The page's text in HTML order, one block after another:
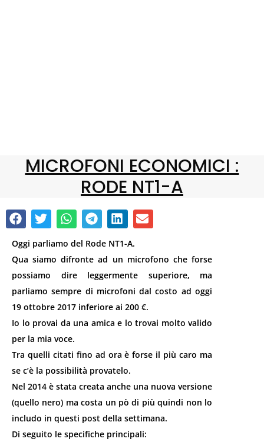
MICROFONI ECONOMICI :
RODE NT1-A
Oggi parliamo del Rode NT1-A.
Qua siamo difronte ad un microfono che forse
possiamo dire leggermente superiore, ma
parliamo sempre di microfoni dal costo ad oggi
19 ottobre 2017 inferiore ai 200 €.
Io lo provai da una amica e lo trovai molto valido
per la mia voce.
Tra quelli citati fino ad ora è forse il più caro ma
se c’è la possibilità provatelo.
Nel 2014 è stata creata anche una nuova versione
(quello nero) ma costa un pò di più quindi non lo
includo in questi post della settimana.
Di seguito le specifiche principali: